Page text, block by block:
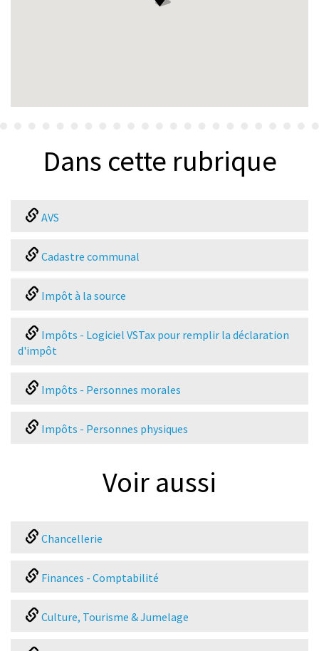
Dans cette rubrique
AVS
Cadastre communal
Impôt à la source
Impôts - Logiciel VSTax pour remplir la déclaration
d'impôt
Impôts - Personnes morales
Impôts - Personnes physiques
Voir aussi
Chancellerie
Finances - Comptabilité
Culture, Tourisme & Jumelage